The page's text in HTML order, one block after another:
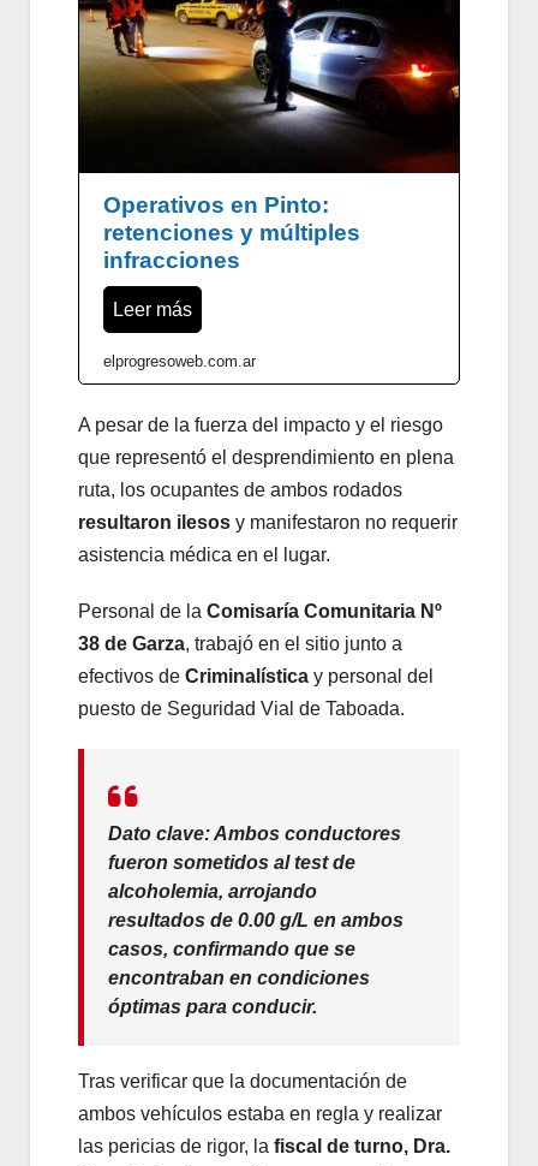
Operativos en Pinto:
retenciones y múltiples
infracciones
Leer más
elprogresoweb.com.ar
A pesar de la fuerza del impacto y el riesgo
que representó el desprendimiento en plena
ruta, los ocupantes de ambos rodados
resultaron ilesos y manifestaron no requerir
asistencia médica en el lugar.
Personal de la Comisaría Comunitaria Nº
38 de Garza, trabajó en el sitio junto a
efectivos de Criminalística y personal del
puesto de Seguridad Vial de Taboada.
Dato clave:Ambos conductores
fueron sometidos al test de
alcoholemia, arrojando
resultados de 0.00 g/L en ambos
casos, confirmando que se
encontraban en condiciones
óptimas para conducir.
Tras verificar que la documentación de
ambos vehículos estaba en regla y realizar
las pericias de rigor, la fiscal de turno, Dra.